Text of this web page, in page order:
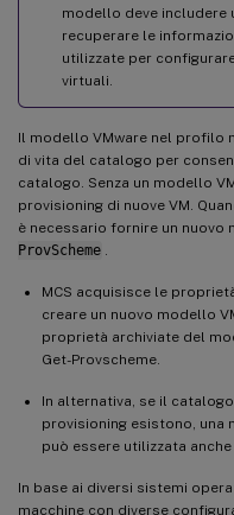
modello deve includere
recuperare le
utilizzate per
virtuali.
Il modello VMware nel profilo
di vita del catalogo per
catalogo. Senza un modello
provisioning di nuove VM.
è necessario fornire un
ProvScheme
MCS acquisisce le
creare un nuovo modello
proprietà archiviate del
Get-Provscheme.
In alternativa, se il
provisioning esistono, una
può essere utilizzata
In base ai diversi sistemi
macchine con diverse